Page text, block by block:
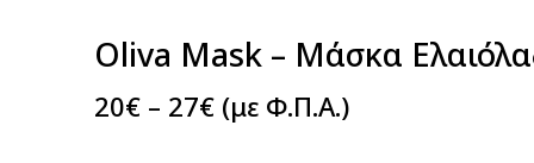
Oliva Mask – Μάσκα
20€ – 27€ (με Φ.Π.Α.)